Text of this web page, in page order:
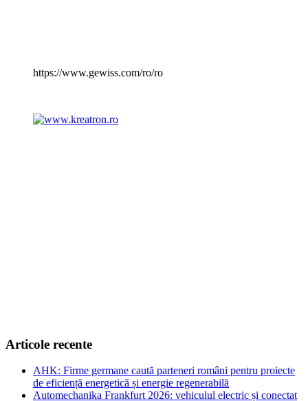
https://www.gewiss.com/ro/ro
Articole recente
AHK: Firme germane caută parteneri români pentru proiecte
de eficiență energetică și energie regenerabilă
Automechanika Frankfurt 2026: vehiculul electric și conectat